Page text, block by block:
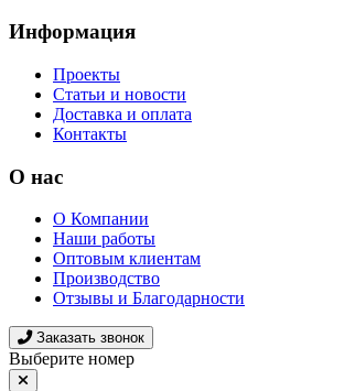
Информация
Проекты
Статьи и новости
Доставка и оплата
Контакты
О нас
О Компании
Наши работы
Оптовым клиентам
Производство
Отзывы и Благодарности
Заказать звонок
Выберите номер